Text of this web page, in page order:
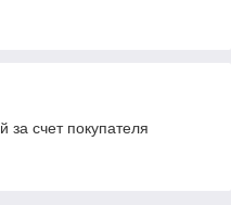
за счет покупателя